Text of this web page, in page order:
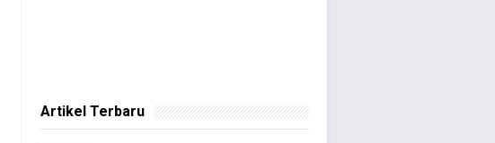
Artikel Terbaru